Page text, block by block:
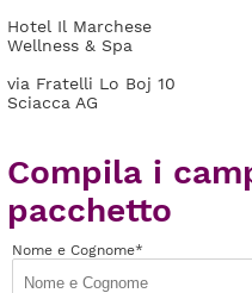
Hotel Il Marchese
Wellness & Spa
via Fratelli Lo Boj 10
Sciacca AG
Compila i
pacchetto
Nome e Cognome*